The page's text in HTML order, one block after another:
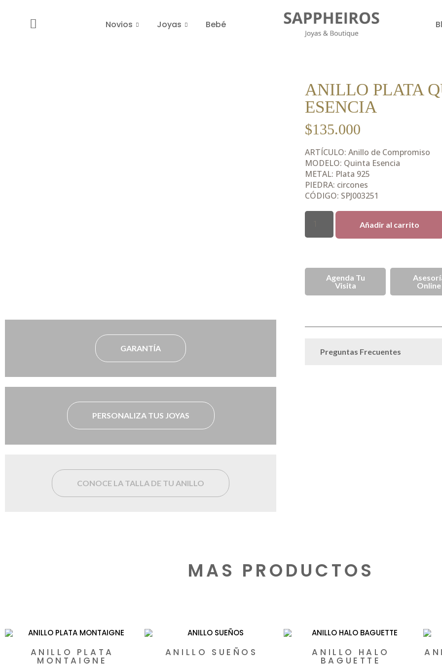
Novios Joyas Bebé
GARANTÍA
PERSONALIZA TUS JOYAS
CONOCE LA TALLA DE TU ANILLO
ANILLO PLATA
ESENCIA
$135.000
ARTÍCULO: Anillo de Compromiso
MODELO: Quinta Esencia
METAL: Plata 925
PIEDRA: circones
CÓDIGO: SPJ003251
Añadir al carrito
Agenda Tu
Visita
Online
Preguntas Frecuentes
MAS PRODUCTOS
ANILLO PLATA
MONTAIGNE
ANILLO SUEÑOS ANILLO HALO
BAGUETTE